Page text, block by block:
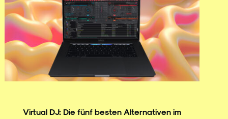
Virtual DJ: Die fünf besten Alternativen im